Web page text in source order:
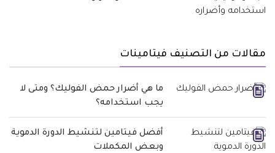
مقالات من التصنيف فيتامينات
ما هي أضرار حمض الفوليك؟ ومتى لا
يجب استخدامه؟
أفضل فيتامين لتنشيط الدورة الدموية
وبعض المكملات